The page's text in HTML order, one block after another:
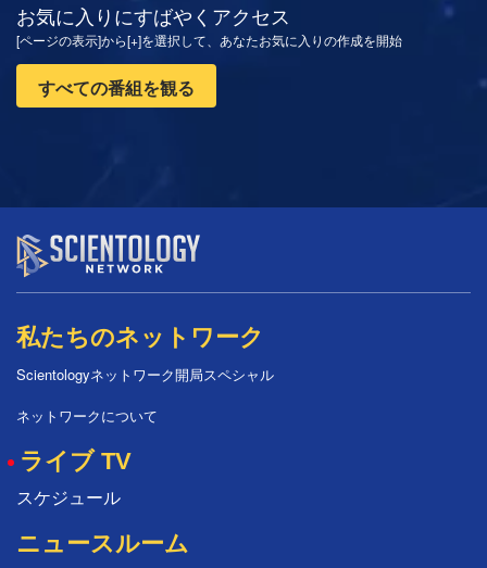
お気に入りにすばやくアクセス
[ページの表示]から[+]を選択して、あなたお気に入りの作成を開始
すべての番組を観る
私たちのネットワーク
Scientologyネットワーク開局スペシャル
ネットワークについて
ライブ TV
スケジュール
ニュースルーム